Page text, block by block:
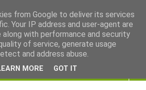
from Google to deliver its services
Your IP address and user-agent are
along with performance and security
of service, generate usage
and address abuse.
MORE GOT IT